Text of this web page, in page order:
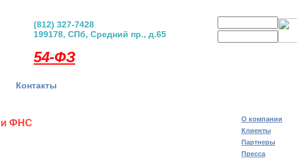
(812) 327-7428
199178, СПб, Средний пр., д.65
54-ФЗ
Контакты
и ФНС
О компании
Клиенты
Партнеры
Пресса